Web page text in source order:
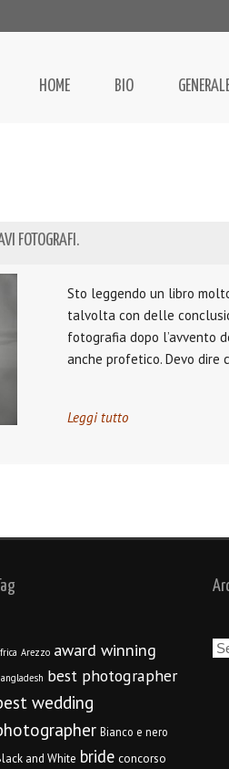
HOME BIO
FOTOGRAFI.
Sto leggendo un libro
talvolta con delle
fotografia dopo l’avvento
anche profetico. Devo dire
Leggi tutto
Arezzo award winning
best photographer
wedding
Bianco e nero
and White bride concorso